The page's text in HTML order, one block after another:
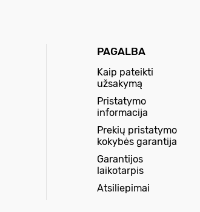
PAGALBA
Kaip pateikti
užsakymą
Pristatymo
informacija
Prekių pristatymo
kokybės garantija
Garantijos
laikotarpis
Atsiliepimai